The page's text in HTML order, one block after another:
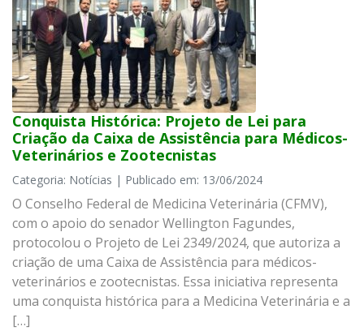
Conquista Histórica: Projeto de Lei para
Criação da Caixa de Assistência para Médicos-
Veterinários e Zootecnistas
Categoria: Notícias | Publicado em: 13/06/2024
O Conselho Federal de Medicina Veterinária (CFMV),
com o apoio do senador Wellington Fagundes,
protocolou o Projeto de Lei 2349/2024, que autoriza a
criação de uma Caixa de Assistência para médicos-
veterinários e zootecnistas. Essa iniciativa representa
uma conquista histórica para a Medicina Veterinária e a
[…]